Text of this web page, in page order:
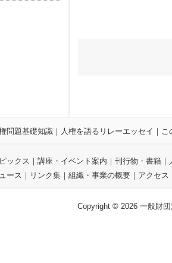
問題基礎知識 ｜ 人権を語るリレーエッセイ ｜ こ
ックス ｜ 講座・イベント案内 ｜ 刊行物・書籍 ｜
ース ｜ リンク集 ｜ 組織・事業の概要 ｜ アクセス
Copyright © 2026 一般財